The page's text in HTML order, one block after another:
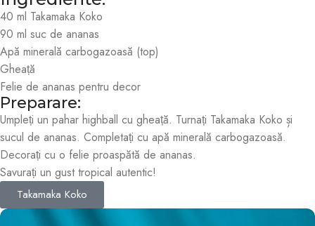
40 ml Takamaka Koko
90 ml suc de ananas
Apă minerală carbogazoasă (top)
Gheață
Felie de ananas pentru decor
Preparare:
Umpleți un pahar highball cu gheață. Turnați Takamaka Koko și
sucul de ananas. Completați cu apă minerală carbogazoasă.
Decorați cu o felie proaspătă de ananas.
Savurați un gust tropical autentic!
Takamaka Koko